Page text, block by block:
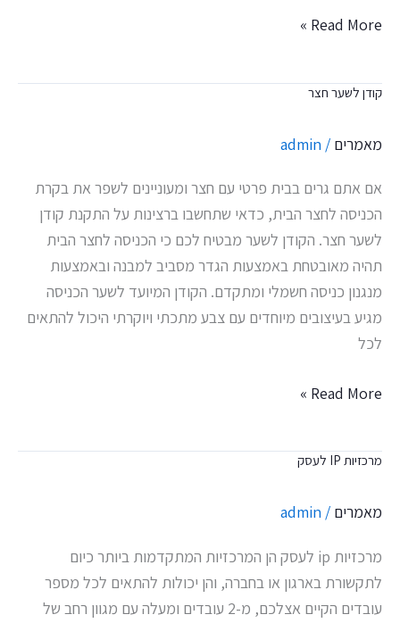
Read More »
קודן לשער חצר
מאמרים /
admin
אם אתם גרים בבית פרטי עם חצר ומעוניינים לשפר את בקרת
הכניסה לחצר הבית, כדאי שתחשבו ברצינות על התקנת קודן
לשער חצר. הקודן לשער מבטיח לכם כי הכניסה לחצר הבית
תהיה מאובטחת באמצעות הגדר מסביב למבנה ובאמצעות
מנגנון כניסה חשמלי ומתקדם. הקודן המיועד לשער הכניסה
מגיע בעיצובים מיוחדים עם צבע מתכתי ויוקרתי היכול להתאים
לכל
קודן
חצר
Read More »
מרכזיות IP לעסק
מאמרים /
admin
מרכזיות ip לעסק הן המרכזיות המתקדמות ביותר כיום
לתקשורת בארגון או בחברה, והן יכולות להתאים לכל מספר
עובדים הקיים אצלכם, מ-2 עובדים ומעלה עם מגוון רחב של
מרכזיות
לעסק